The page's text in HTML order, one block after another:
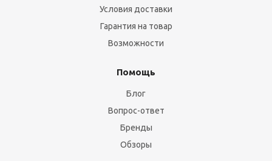
Условия доставки
Гарантия на товар
Возможности
Помощь
Блог
Вопрос-ответ
Бренды
Обзоры